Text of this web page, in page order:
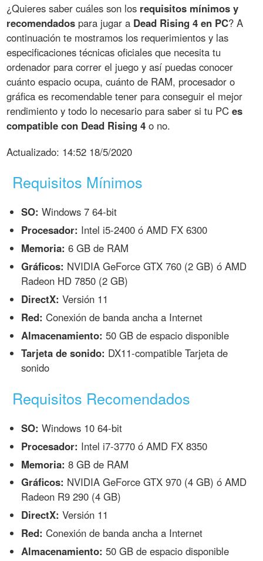
¿Quieres saber cuáles son los requisitos mínimos y
recomendados para jugar a Dead Rising 4 en PC? A
continuación te mostramos los requerimientos y las
especificaciones técnicas oficiales que necesita tu
ordenador para correr el juego y así puedas conocer
cuánto espacio ocupa, cuánto de RAM, procesador o
gráfica es recomendable tener para conseguir el mejor
rendimiento y todo lo necesario para saber si tu PCes
compatible con Dead Rising 4 o no.
Actualizado: 14:52 18/5/2020
Requisitos Mínimos
SO: Windows 7 64-bit
Procesador: Intel i5-2400 ó AMD FX 6300
Memoria: 6 GB de RAM
Gráficos: NVIDIA GeForce GTX 760 (2 GB) ó AMD
Radeon HD 7850 (2 GB)
DirectX: Versión 11
Red: Conexión de banda ancha a Internet
Almacenamiento: 50 GB de espacio disponible
Tarjeta de sonido: DX11-compatible Tarjeta de
sonido
Requisitos Recomendados
SO: Windows 10 64-bit
Procesador: Intel i7-3770 ó AMD FX 8350
Memoria: 8 GB de RAM
Gráficos: NVIDIA GeForce GTX 970 (4 GB) ó AMD
Radeon R9 290 (4 GB)
DirectX: Versión 11
Red: Conexión de banda ancha a Internet
Almacenamiento: 50 GB de espacio disponible